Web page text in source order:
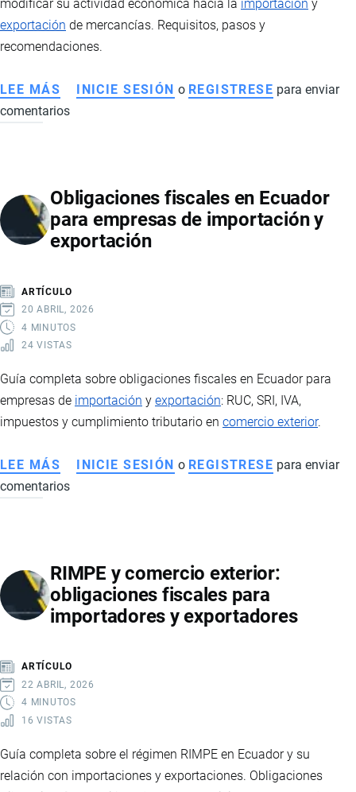
modificar su actividad económica hacia la importación y
exportación de mercancías. Requisitos, pasos y
recomendaciones.
LEE MÁS SOBRE
CÓMO
EN
EL
RUC
O
CAMBIAR
EL
NEGOCIO
INICIE SESIÓN o REGISTRESE para enviar
comentarios
Obligaciones fiscales en Ecuador
para empresas de importación y
exportación
ARTÍCULO
20 ABRIL, 2026
4 MINUTOS
24 VISTAS
Guía completa sobre obligaciones fiscales en Ecuador para
empresas de importación y exportación: RUC, SRI, IVA,
impuestos y cumplimiento tributario en comercio exterior.
LEE MÁS SOBRE
OBLIGACIONES
PARA
EMPRESAS
DE
EXPORTACIÓN
INICIE SESIÓN o REGISTRESE para enviar
comentarios
RIMPE y comercio exterior:
obligaciones fiscales para
importadores y exportadores
ARTÍCULO
22 ABRIL, 2026
4 MINUTOS
16 VISTAS
Guía completa sobre el régimen RIMPE en Ecuador y su
relación con importaciones y exportaciones. Obligaciones